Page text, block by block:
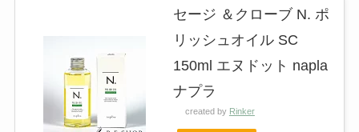
セージ ＆クローブ N. ポ
リッシュオイル SC
150ml エヌドット napla
ナプラ
created by Rinker